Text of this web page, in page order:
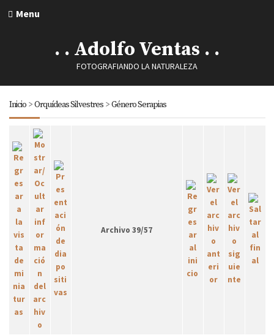
Menu
. . Adolfo Ventas . .
FOTOGRAFIANDO LA NATURALEZA
Inicio>Orquídeas Silvestres>Género Serapias
Archivo 39/57